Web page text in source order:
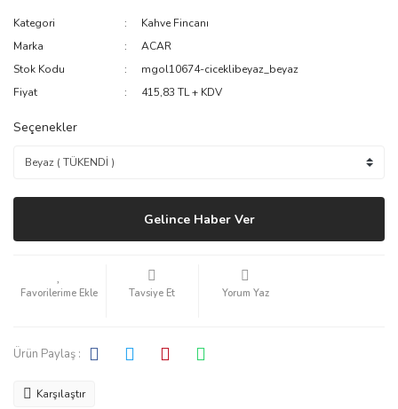
Kategori
Kahve Fincanı
Marka
ACAR
Stok Kodu
mgol10674-ciceklibeyaz_beyaz
Fiyat
415,83 TL + KDV
Seçenekler
Gelince Haber Ver
Tavsiye Et Yorum Yaz
Ürün Paylaş :
Karşılaştır